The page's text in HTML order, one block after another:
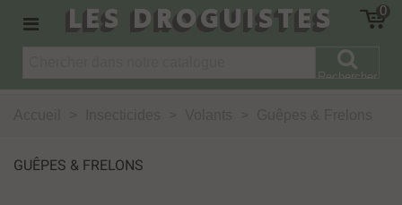
LES DROGUISTES 0
Rechercher
GUÊPES & FRELONS